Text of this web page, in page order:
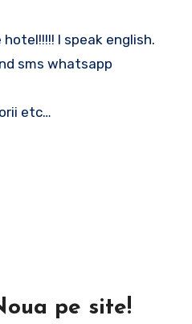
I speak english.
sms whatsapp
etc…
pe site!